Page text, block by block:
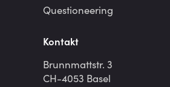
Questioneering
Kontakt
Brunnmattstr. 3
CH-4053 Basel